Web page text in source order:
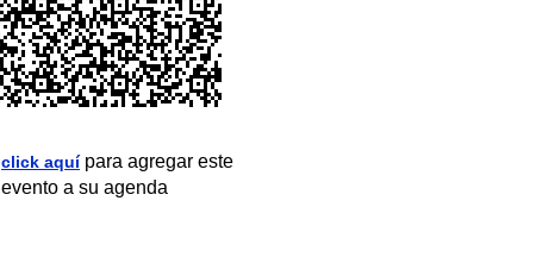
click aquípara agregar este
evento a su agenda